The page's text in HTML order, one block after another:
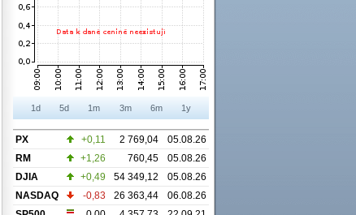
1d 5d 1m 3m 6m 1y
PX +0,11 2 769,04
05.08.26
RM
+1,26 760,45
05.08.26
DJIA
+0,49 54 349,12
05.08.26
NASDAQ
-0,83 26 363,44
06.08.26